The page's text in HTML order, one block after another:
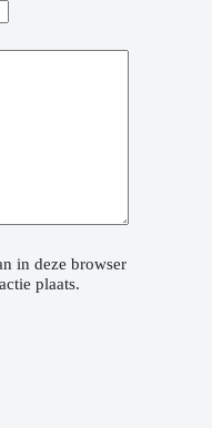
in deze browser
plaats.